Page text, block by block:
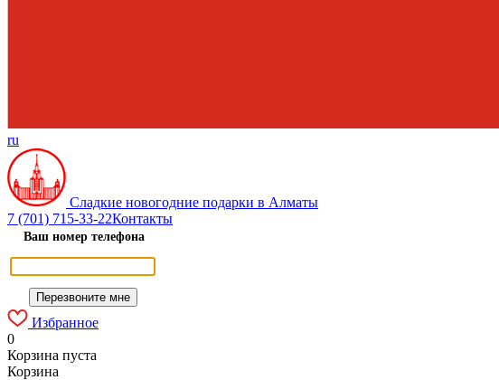
ru
Сладкие новогодние подарки в Алматы
7 (701) 715-33-22Контакты
Ваш номер телефона
Избранное
0
Корзина пуста
Корзина